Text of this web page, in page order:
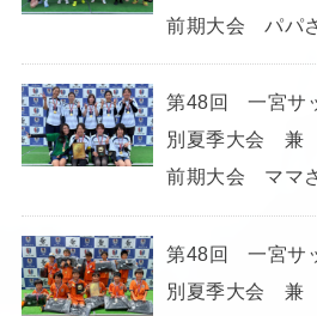
前期大会 パパ
第48回 一宮サ
別夏季大会 兼
前期大会 ママ
第48回 一宮サ
別夏季大会 兼